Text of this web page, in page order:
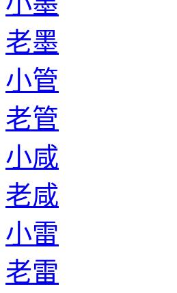
老墨
小管
老管
小咸
老咸
小雷
老雷